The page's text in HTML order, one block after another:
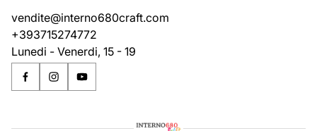
vendite@interno680craft.com
+393715274772
Lunedi - Venerdi, 15 - 19